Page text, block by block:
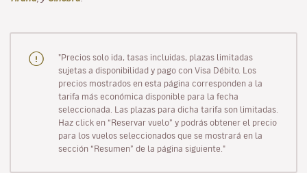
"Precios solo ida, tasas incluidas, plazas limitadas
sujetas a disponibilidad y pago con Visa Débito. Los
precios mostrados en esta página corresponden a la
tarifa más económica disponible para la fecha
seleccionada. Las plazas para dicha tarifa son limitadas.
Haz click en “Reservar vuelo” y podrás obtener el precio
para los vuelos seleccionados que se mostrará en la
sección “Resumen” de la página siguiente."